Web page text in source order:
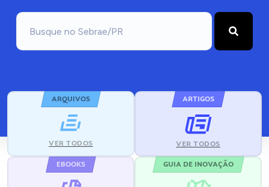
ARQUIVOS
VER TODOS
ARTIGOS
VER TODOS
EBOOKS GUIA DE INOVAÇÃO